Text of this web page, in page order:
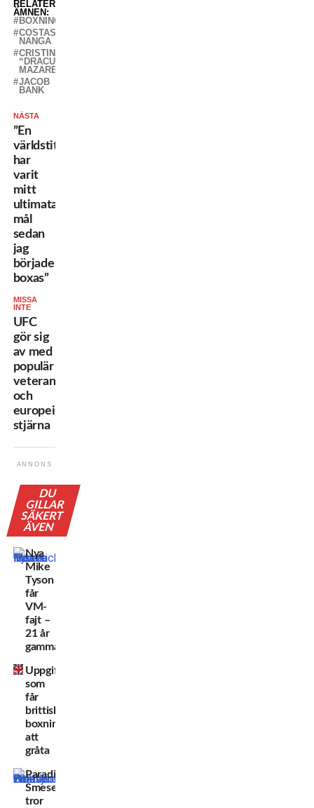
RELATERADE
ÄMNEN:
BOXNING
COSTAS
NANGA
CRISTINEL
“DRACULA”
MAZAREANU
JACOB
BANK
NÄSTA
”En
världstitel
har
varit
mitt
ultimata
mål
sedan
jag
började
boxas”
MISSA
INTE
UFC
gör sig
av med
populär
veteran
och
europeisk
stjärna
ANNONS
DU
GILLAR
SÄKERT
ÄVEN
Nya
Mike
Tyson
får
VM-
fajt –
21 år
gammal!
Uppgifterna
som
får
brittiska
boxningsfansen
att
gråta
Paradisia
Smesem
tror